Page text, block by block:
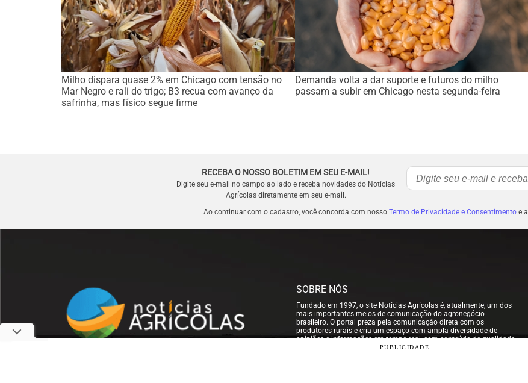
Milho dispara quase 2% em Chicago com tensão no
Mar Negro e rali do trigo; B3 recua com avanço da
safrinha, mas físico segue firme
Demanda volta a dar suporte e futuros do milho
passam a subir em Chicago nesta segunda-feira
RECEBA O NOSSO BOLETIM EM SEU E-MAIL!
Digite seu e-mail no campo ao lado e receba novidades do Notícias
Agrícolas diretamente em seu e-mail.
Ao continuar com o cadastro, você concorda com nosso Termo de Privacidade e Consentimentoe a
SOBRE NÓS
Fundado em 1997, o site Notícias Agrícolas é, atualmente, um dos
mais importantes meios de comunicação do agronegócio
brasileiro. O portal preza pela comunicação direta com os
produtores rurais e cria um espaço com ampla diversidade de
opiniões e informações em tempo real, com conteúdo de qualidade
para que nossos usuários possam tomar sempre as melhores
PUBLICIDADE